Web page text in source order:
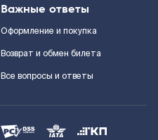
Важные ответы
Оформление и покупка
Возврат и обмен билета
Все вопросы и ответы